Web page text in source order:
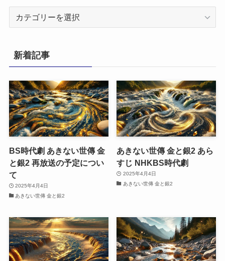
リ
ー
新着記事
BS時代劇 あきない世傳 金
と銀2 再放送の予定につい
て
2025年4月4日
あきない世傳 金と銀2
あきない世傳 金と銀2 あら
すじ NHKBS時代劇
2025年4月4日
あきない世傳 金と銀2